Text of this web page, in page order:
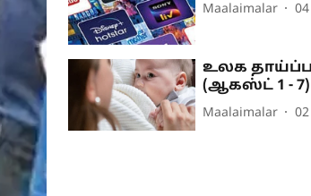
Maalaimalar
உலக
(ஆகஸ்ட் 1 - 7)
Maalaimalar